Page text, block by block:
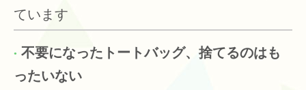
ています
不要になったトートバッグ、捨てるのはも
ったいない